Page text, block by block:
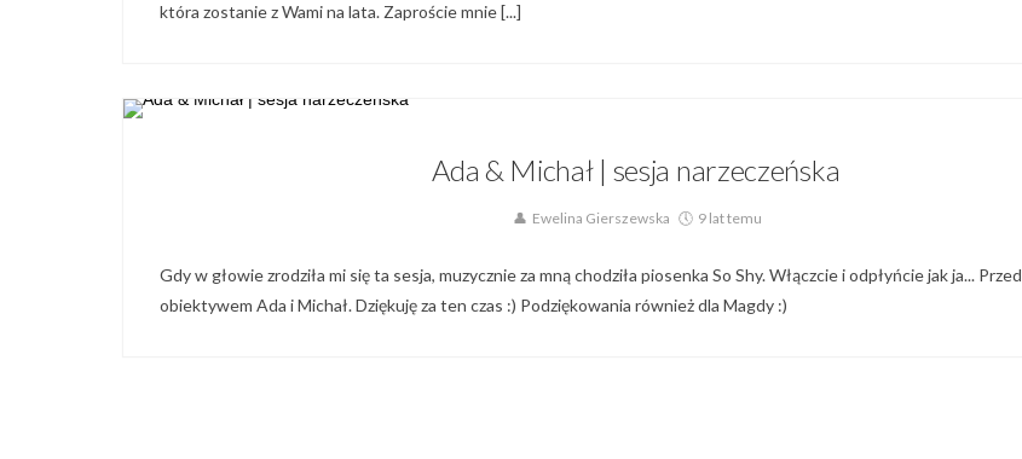
która zostanie z Wami na lata. Zaproście mnie [...]
Ada & Michał | sesja narzeczeńska
Ewelina Gierszewska 9 lat temu
Gdy w głowie zrodziła mi się ta sesja, muzycznie za mną chodziła piosenka So Shy. Włączcie i odpłyńcie jak ja... Przed
obiektywem Ada i Michał. Dziękuję za ten czas :) Podziękowania również dla Magdy :)